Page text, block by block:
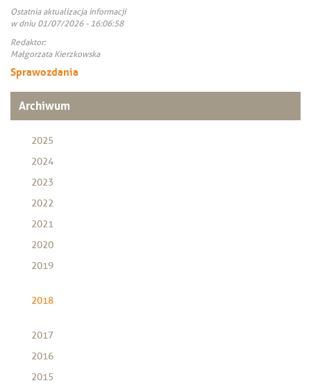
Ostatnia aktualizacja informacji
w dniu 01/07/2026 - 16:06:58
Redaktor:
Małgorzata Kierzkowska
Sprawozdania
Archiwum
2025
2024
2023
2022
2021
2020
2019
2018
2017
2016
2015